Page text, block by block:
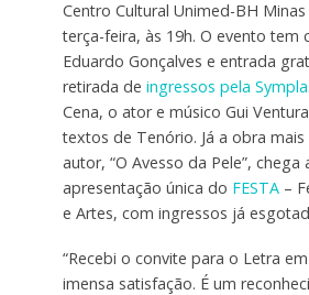
Centro Cultural Unimed-BH
terça-feira, às 19h. O evento tem
Eduardo Gonçalves e entrada
retirada de ingressos pela Sympla
Cena, o ator e músico Gui
textos de Tenório. Já a obra
autor, “O Avesso da Pele”,
apresentação única do FESTA–
e Artes, com ingressos já
“Recebi o convite para o Letra
imensa satisfação. É um